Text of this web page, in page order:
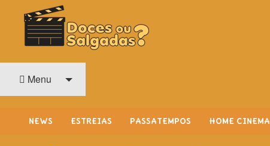
O Cinema? Uma Paixão!!
Menu
NEWS ESTREIAS PASSATEMPOS HOME CINEMA